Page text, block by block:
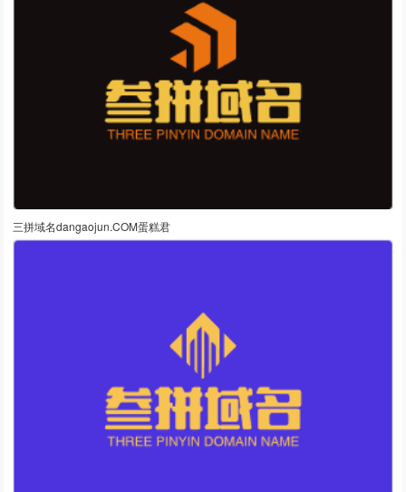
三拼域名dangaojun.COM蛋糕君